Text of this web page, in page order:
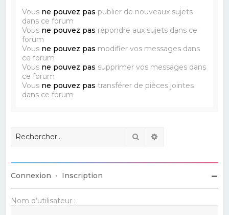
Vous ne pouvez pas publier de nouveaux sujets
dans ce forum
Vous ne pouvez pas répondre aux sujets dans ce
forum
Vous ne pouvez pas modifier vos messages dans
ce forum
Vous ne pouvez pas supprimer vos messages dans
ce forum
Vous ne pouvez pas transférer de pièces jointes
dans ce forum
Rechercher
Connexion • Inscription
Nom d’utilisateur :